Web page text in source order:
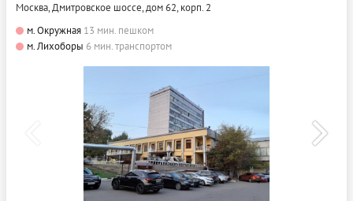
Москва, Дмитровское шоссе, дом 62, корп. 2
м. Окружная 13 мин. пешком
м. Лихоборы 6 мин. транспортом